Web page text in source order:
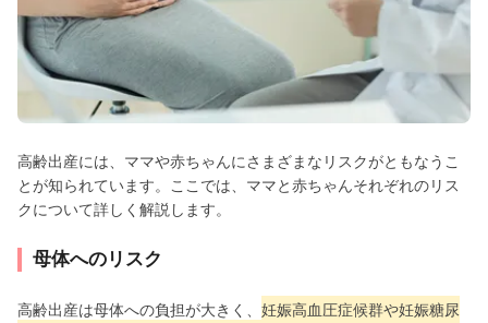
高齢出産には、ママや赤ちゃんにさまざまなリスクがともなうこ
とが知られています。ここでは、ママと赤ちゃんそれぞれのリス
クについて詳しく解説します。
母体へのリスク
高齢出産は母体への負担が大きく、 妊娠高血圧症候群や妊娠糖尿